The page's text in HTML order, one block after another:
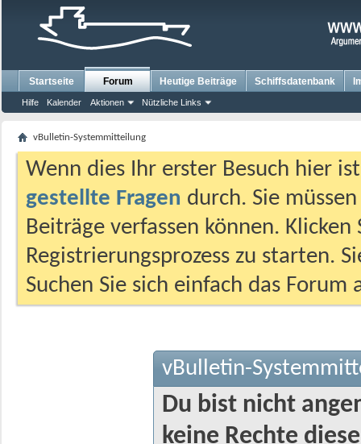
Startseite Forum
Hilfe Kalender Aktionen Nützliche Links
Heutige Beiträge Schiffsdatenbank
vBulletin-Systemmitteilung
Wenn dies Ihr erster Besuch hier
gestellte Fragen durch. Sie
Beiträge verfassen können.
Registrierungsprozess zu starten.
Suchen Sie sich einfach das
vBulletin-
Du bist nicht
keine Rechte